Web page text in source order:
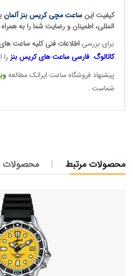
کیفیت اینساعت مچی کریس بنز آلمان
المللی، اطمینان و رضایت شما را به
برای بررسی اطلاعات فنی کلیه ساعت ها
کاتالوگ فارسی ساعت هایکریس بنز را
پیشنهاد فروشگاه ساعت ایراتک مطالعه
شماست .
محصولات مرتبط محصولات